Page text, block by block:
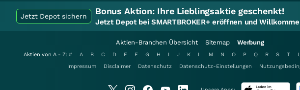
Jetzt Depot sichern Bonus Aktion: Ihre Lieblingsaktie geschenkt!
Jetzt Depot bei SMARTBROKER+ eröffnen und
Aktien-Branchen Übersicht Sitemap Werbung
Aktien von A - Z: # A B C D E F G H I J K L M N O P Q R S T
Impressum
Disclaimer Datenschutz Datenschutz-Einstellungen